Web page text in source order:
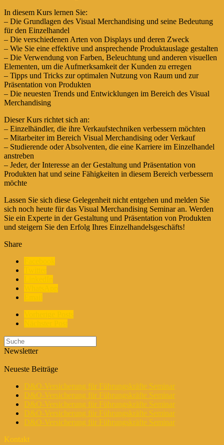
In diesem Kurs lernen Sie:
– Die Grundlagen des Visual Merchandising und seine Bedeutung
für den Einzelhandel
– Die verschiedenen Arten von Displays und deren Zweck
– Wie Sie eine effektive und ansprechende Produktauslage gestalten
– Die Verwendung von Farben, Beleuchtung und anderen visuellen
Elementen, um die Aufmerksamkeit der Kunden zu erregen
– Tipps und Tricks zur optimalen Nutzung von Raum und zur
Präsentation von Produkten
– Die neuesten Trends und Entwicklungen im Bereich des Visual
Merchandising
Dieser Kurs richtet sich an:
– Einzelhändler, die ihre Verkaufstechniken verbessern möchten
– Mitarbeiter im Bereich Visual Merchandising oder Verkauf
– Studierende oder Absolventen, die eine Karriere im Einzelhandel
anstreben
– Jeder, der Interesse an der Gestaltung und Präsentation von
Produkten hat und seine Fähigkeiten in diesem Bereich verbessern
möchte
Lassen Sie sich diese Gelegenheit nicht entgehen und melden Sie
sich noch heute für das Visual Merchandising Seminar an. Werden
Sie ein Experte in der Gestaltung und Präsentation von Produkten
und steigern Sie den Erfolg Ihres Einzelhandelsgeschäfts!
Share
Newsletter
Neueste Beiträge
D&O-Versicherung für Führungskräfte Seminar
D&O-Versicherung für Führungskräfte Seminar
D&O-Versicherung für Führungskräfte Seminar
D&O-Versicherung für Führungskräfte Seminar
D&O-Versicherung für Führungskräfte Seminar
Kontakt